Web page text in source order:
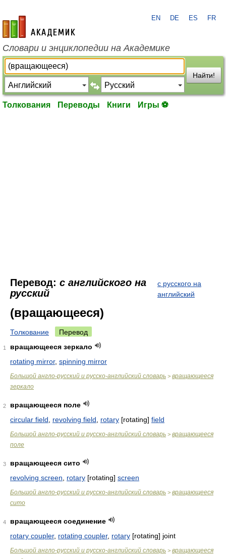
academic.ru
EN DE ES FR
Словари и энциклопедии на Академике
Найти!
Толкования Переводы Книги Игры ⚽
Перевод: с английского на
русский
с русского на
английский
(вращающееся)
Толкование Перевод
1
вращающееся зеркало
rotating mirror, spinning mirror
Большой англо-русский и русско-английский словарь > вращающееся
зеркало
2
вращающееся поле
circular field
revolving field rotary [rotating] field
Большой англо-русский и русско-английский словарь > вращающееся
поле
3
вращающееся сито
revolving screen
rotary [rotating] screen
Большой англо-русский и русско-английский словарь > вращающееся
сито
4
вращающееся соединение
rotary coupler, rotating coupler, rotary [rotating] joint
Большой англо-русский и русско-английский словарь > вращающееся